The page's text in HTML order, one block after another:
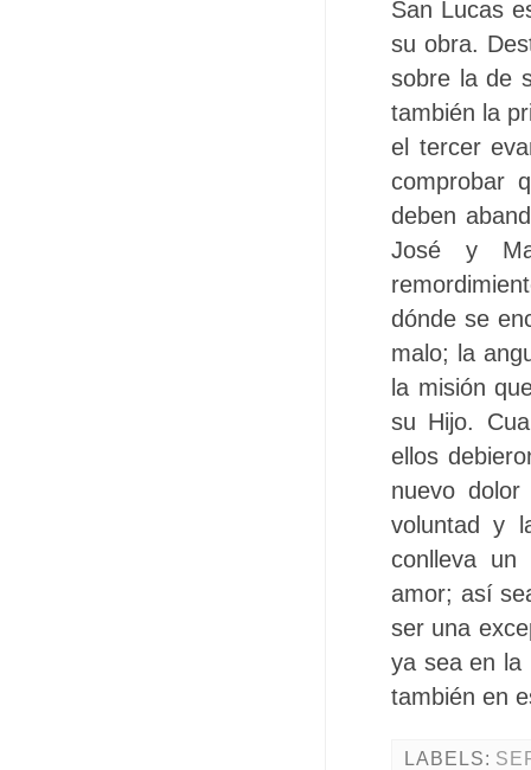
San Lucas
su obra.
sobre la de
también la
el tercer
comprobar
deben
José y
dónde se
malo; la
la misión
su Hijo.
ellos
nuevo
voluntad y
conlleva un
amor; así
ser una
ya sea en la
también en
LABELS: